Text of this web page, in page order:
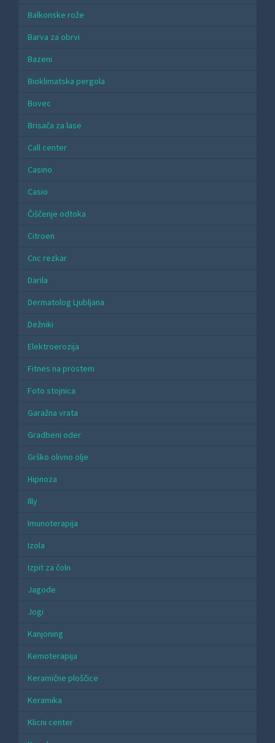
Balkonske rože
Barva za obrvi
Bazeni
Bioklimatska pergola
Bovec
Brisača za lase
Call center
Casino
Casio
Čiščenje odtoka
Citroen
Cnc rezkar
Darila
Dermatolog Ljubljana
Dežniki
Elektroerozija
Fitnes na prostem
Foto stojnica
Garažna vrata
Gradbeni oder
Grško olivno olje
Hipnoza
Illy
Imunoterapija
Izola
Izpit za čoln
Jagode
Jogi
Kanjoning
Kemoterapija
Keramične ploščice
Keramika
Klicni center